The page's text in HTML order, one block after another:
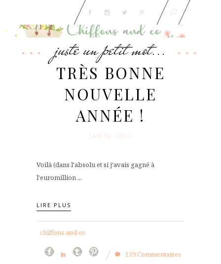
juste un petit mot...
TRÈS BONNE
NOUVELLE
ANNÉE !
JAN 01. 2013
Voilà (dans l'absolu et si j'avais gagné à
l'euromillion ...
LIRE PLUS
chiffons and co
159 Commentaires